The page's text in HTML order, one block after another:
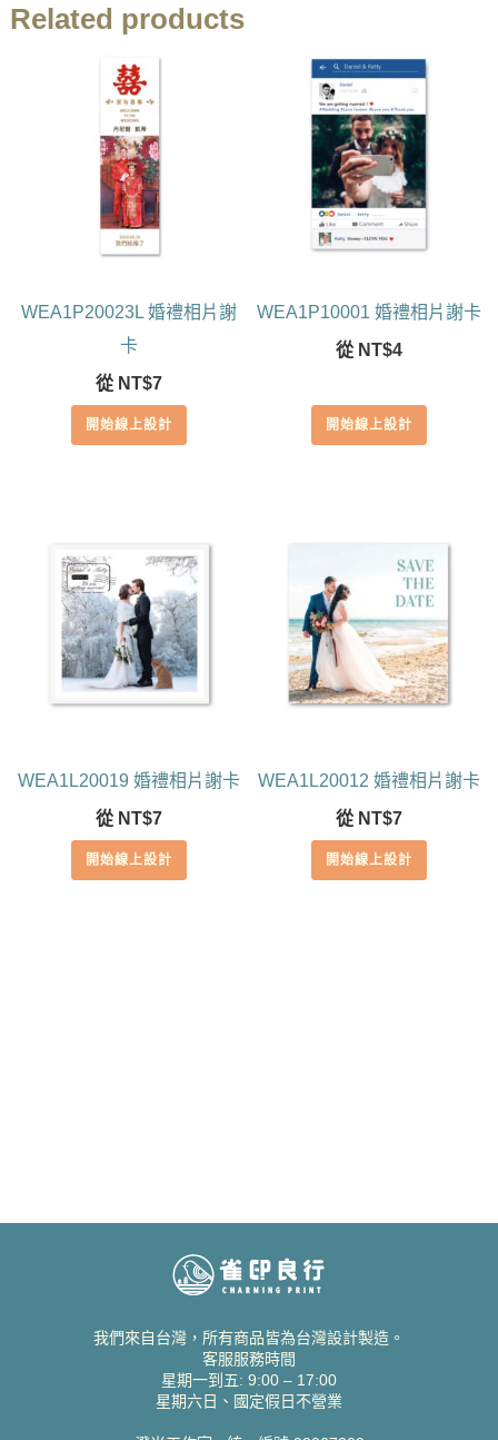
Related products
WEA1P20023L 婚禮相片謝
卡
從 NT$7
開始線上設計
WEA1P10001 婚禮相片謝卡
從 NT$4
開始線上設計
WEA1L20019 婚禮相片謝卡
從 NT$7
開始線上設計
WEA1L20012 婚禮相片謝卡
從 NT$7
開始線上設計
我們來自台灣，所有商品皆為台灣設計製造。
客服服務時間
星期一到五: 9:00 – 17:00
星期六日、國定假日不營業